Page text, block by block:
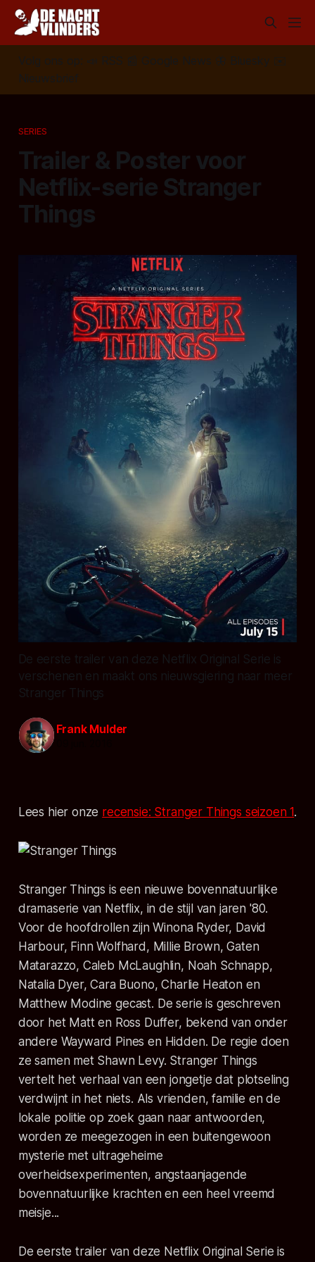
Volg ons op: 📣 RSS 📰 Google News 🦋 Bluesky
✉️
Nieuwsbrief
SERIES
Trailer & Poster voor
Netflix-serie Stranger
Things
De eerste trailer van deze Netflix Original Serie is
verschenen en maakt ons nieuwsgiering naar meer
Stranger Things
Frank Mulder
Lees hier onze recensie: Stranger Things seizoen 1.
Stranger Things is een nieuwe bovennatuurlijke
dramaserie van Netflix, in de stijl van jaren '80.
Voor de hoofdrollen zijn Winona Ryder, David
Harbour, Finn Wolfhard, Millie Brown, Gaten
Matarazzo, Caleb McLaughlin, Noah Schnapp,
Natalia Dyer, Cara Buono, Charlie Heaton en
Matthew Modine gecast. De serie is geschreven
door het Matt en Ross Duffer, bekend van onder
andere Wayward Pines en Hidden. De regie doen
ze samen met Shawn Levy. Stranger Things
vertelt het verhaal van een jongetje dat plotseling
verdwijnt in het niets. Als vrienden, familie en de
lokale politie op zoek gaan naar antwoorden,
worden ze meegezogen in een buitengewoon
mysterie met ultrageheime
overheidsexperimenten, angstaanjagende
bovennatuurlijke krachten en een heel vreemd
meisje...
De eerste trailer van deze Netflix Original Serie is